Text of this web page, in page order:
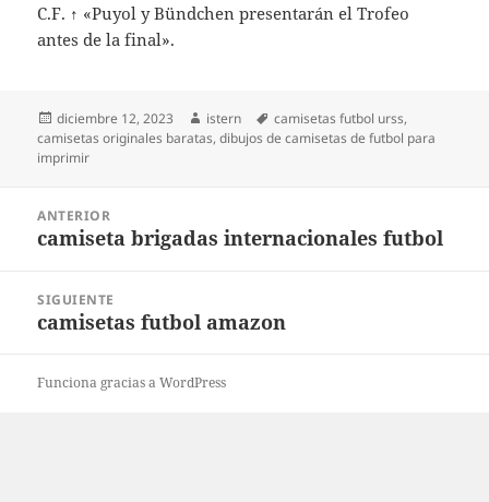
C.F. ↑ «Puyol y Bündchen presentarán el Trofeo
antes de la final».
Publicado
el
diciembre 12, 2023 Autor
istern Etiquetas
camisetas futbol urss,
camisetas originales baratas,dibujos de camisetas de futbol para
imprimir
entradas
ANTERIOR
Entrada
camiseta brigadas internacionales futbol
SIGUIENTE
Entrada
camisetas futbol amazon
Funciona gracias a WordPress